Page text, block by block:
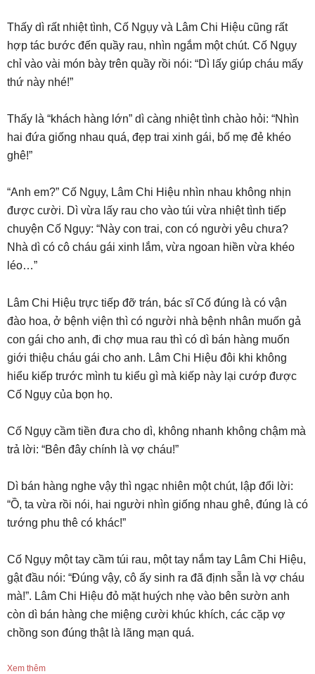
Thấy dì rất nhiệt tình, Cố Ngụy và Lâm Chi Hiệu cũng rất
hợp tác bước đến quầy rau, nhìn ngắm một chút. Cố Ngụy
chỉ vào vài món bày trên quầy rồi nói: “Dì lấy giúp cháu mấy
thứ này nhé!”
Thấy là “khách hàng lớn” dì càng nhiệt tình chào hỏi: “Nhìn
hai đứa giống nhau quá, đẹp trai xinh gái, bố mẹ đẻ khéo
ghê!”
“Anh em?” Cố Ngụy, Lâm Chi Hiệu nhìn nhau không nhịn
được cười. Dì vừa lấy rau cho vào túi vừa nhiệt tình tiếp
chuyện Cố Ngụy: “Này con trai, con có người yêu chưa?
Nhà dì có cô cháu gái xinh lắm, vừa ngoan hiền vừa khéo
léo…”
Lâm Chi Hiệu trực tiếp đỡ trán, bác sĩ Cố đúng là có vận
đào hoa, ở bệnh viện thì có người nhà bệnh nhân muốn gả
con gái cho anh, đi chợ mua rau thì có dì bán hàng muốn
giới thiệu cháu gái cho anh. Lâm Chi Hiệu đôi khi không
hiểu kiếp trước mình tu kiểu gì mà kiếp này lại cướp được
Cố Ngụy của bọn họ.
Cố Ngụy cầm tiền đưa cho dì, không nhanh không chậm mà
trả lời: “Bên đây chính là vợ cháu!”
Dì bán hàng nghe vậy thì ngạc nhiên một chút, lập đổi lời:
“Ồ, ta vừa rồi nói, hai người nhìn giống nhau ghê, đúng là có
tướng phu thê có khác!”
Cố Ngụy một tay cầm túi rau, một tay nắm tay Lâm Chi Hiệu,
gật đầu nói: “Đúng vậy, cô ấy sinh ra đã định sẵn là vợ cháu
mà!”. Lâm Chi Hiệu đỏ mặt huých nhẹ vào bên sườn anh
còn dì bán hàng che miệng cười khúc khích, các cặp vợ
chồng son đúng thật là lãng mạn quá.
Xem thêm